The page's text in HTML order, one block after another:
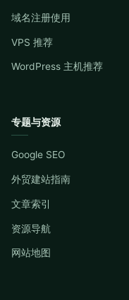
域名注册使用
VPS 推荐
WordPress 主机推荐
专题与资源
Google SEO
外贸建站指南
文章索引
资源导航
网站地图